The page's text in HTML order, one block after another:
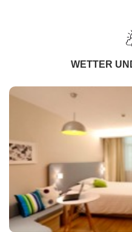
WETTER